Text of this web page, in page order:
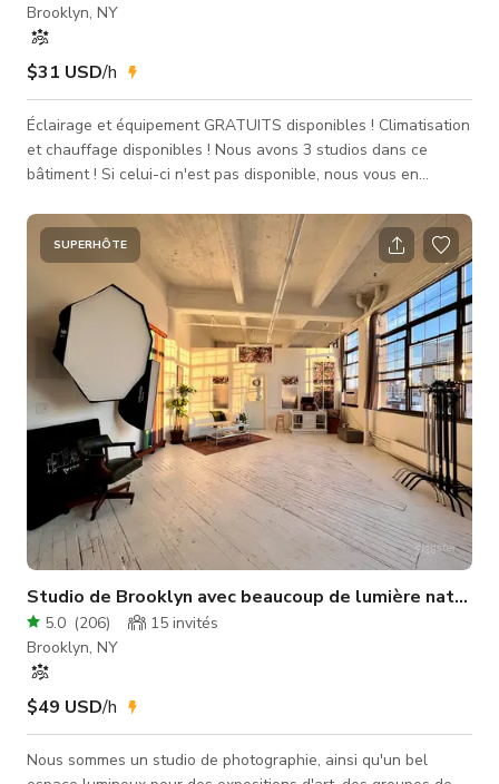
Brooklyn, NY
$31 USD/h
Éclairage et équipement GRATUITS disponibles ! Climatisation
et chauffage disponibles ! Nous avons 3 studios dans ce
bâtiment ! Si celui-ci n'est pas disponible, nous vous en
503DTLA ! Ce studio a été AMÉLIORÉ et comprend désormais
les caractéristiques suivantes : * Mur cyclorama blanc *
Éclairage et équipement GRATUITS * À quelques minutes des
stations de métro Grand & Montrose L Train * Fenêtres
orientées au sud avec u
SUPERHÔTE
Studio de Brooklyn avec beaucoup de lumière
5.0 (206) 15 invités
Brooklyn, NY
$49 USD/h
Nous sommes un studio de photographie, ainsi qu'un bel